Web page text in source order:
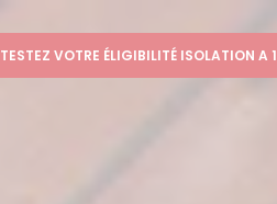
TESTEZ VOTRE ÉLIGIBILITÉ ISOLATION A 1